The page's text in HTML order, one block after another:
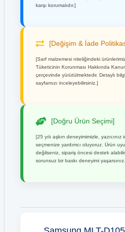
karşı korumalıdır.]
[Değişim & İade
[Sarf malzemesi niteliğindeki
Tüketicinin Korunması Hakkında
çerçevinde yürütülmektedir. Detaylı
sayfamızı inceleyebilirsiniz.]
[Doğru Ürün Seçimi]
[25 yılı aşkın deneyimimizle,
seçmenize yardımcı oluyoruz. Ürün
değilseniz, sipariş öncesi destek
sorunsuz bir baskı deneyimi